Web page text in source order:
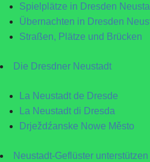
Spielplätze in Dresden
Übernachten in Dresden
Straßen, Plätze und Brücken
Die Dresdner Neustadt
La Neustadt de Dresde
La Neustadt di Dresda
Drježdźanske Nowe Město
Neustadt-Geflüster unterstützen